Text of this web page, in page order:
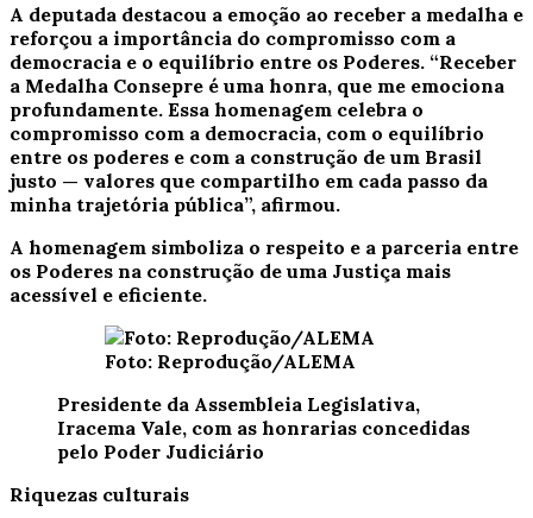
A deputada destacou a emoção ao receber a medalha e
reforçou a importância do compromisso com a
democracia e o equilíbrio entre os Poderes. “Receber
a Medalha Consepre é uma honra, que me emociona
profundamente. Essa homenagem celebra o
compromisso com a democracia, com o equilíbrio
entre os poderes e com a construção de um Brasil
justo — valores que compartilho em cada passo da
minha trajetória pública”, afirmou.
A homenagem simboliza o respeito e a parceria entre
os Poderes na construção de uma Justiça mais
acessível e eficiente.
Foto: Reprodução/ALEMA
Presidente da Assembleia Legislativa,
Iracema Vale, com as honrarias concedidas
pelo Poder Judiciário
Riquezas culturais